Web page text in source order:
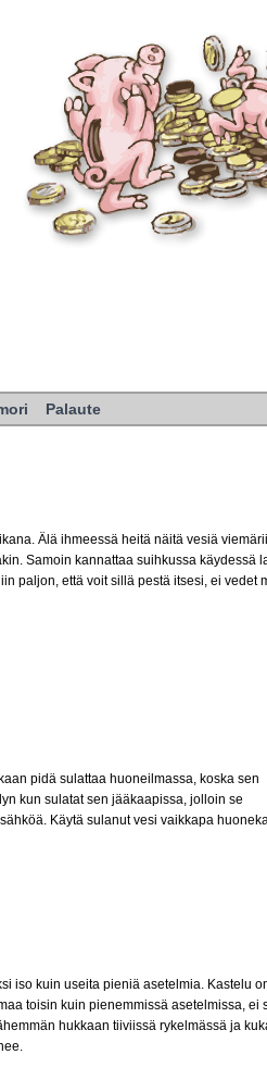
Palaute
Älä ihmeessä heitä näitä vesiä
Samoin kannattaa suihkussa käydessä
paljon, että voit sillä pestä itsesi, ei vedet
pidä sulattaa huoneilmassa, koska sen
kun sulatat sen jääkaapissa, jolloin se
Käytä sulanut vesi vaikkapa
iso kuin useita pieniä asetelmia. Kastelu
toisin kuin pienemmissä asetelmissa, ei
hukkaan tiiviissä rykelmässä ja